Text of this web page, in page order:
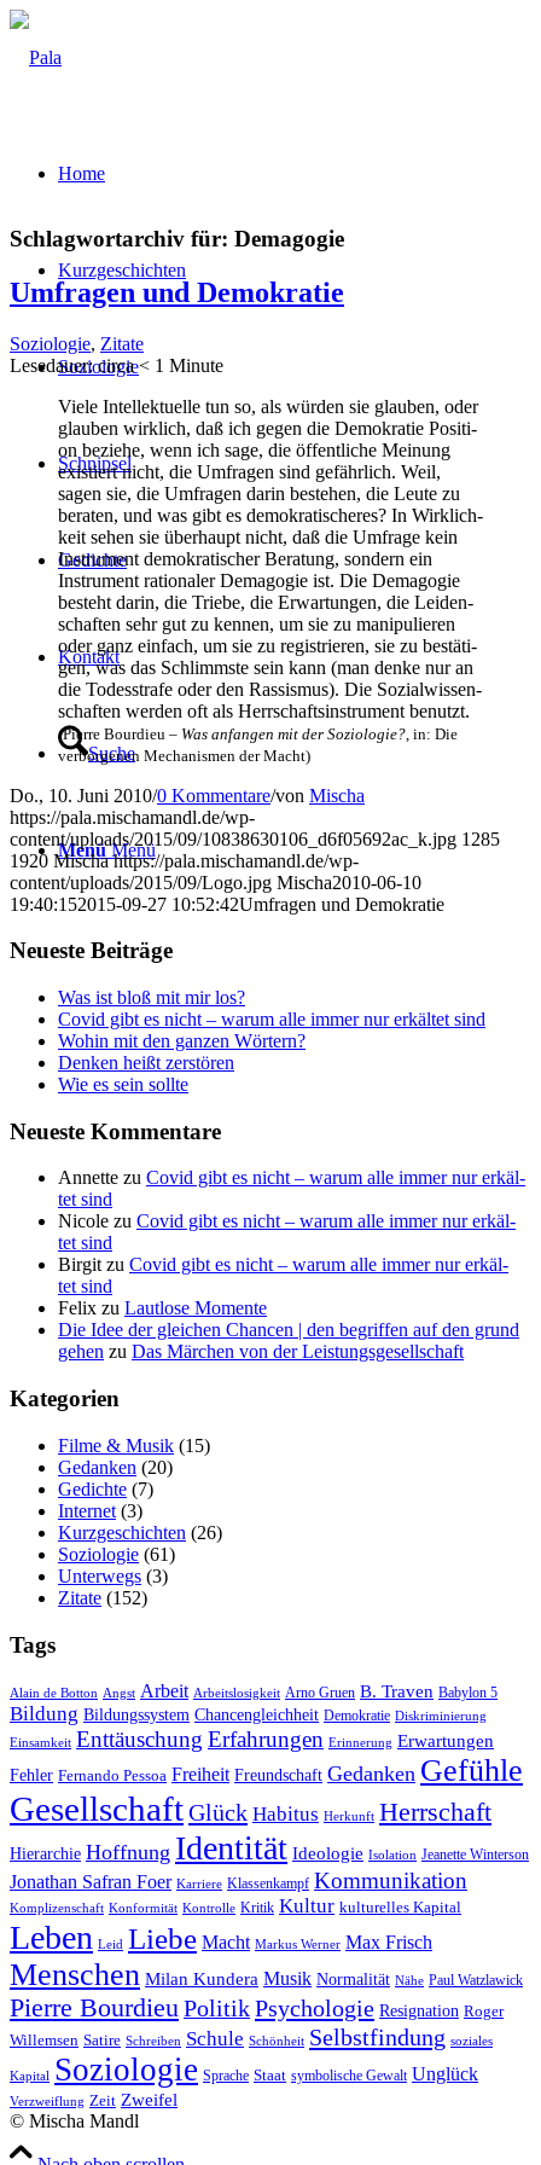
Home
Kurz­ge­schich­ten
Sozio­lo­gie
Schnip­sel
Gedich­te
Kon­takt
Suche
Menü Menü
Schlagwortarchiv für: Demagogie
Umfra­gen und Demokratie
Soziologie, Zitate
Lese­dau­er: cir­ca < 1 Minu­te
Vie­le Intel­lek­tu­el­le tun so, als wür­den sie glau­ben, oder
glau­ben wirk­lich, daß ich gegen die Demo­kra­tie Posi­ti­
on bezie­he, wenn ich sage, die öffent­li­che Mei­nung
exis­tiert nicht, die Umfra­gen sind gefähr­lich. Weil,
sagen sie, die Umfra­gen dar­in bestehen, die Leu­te zu
bera­ten, und was gibt es demo­kra­ti­sche­res? In Wirk­lich­
keit sehen sie über­haupt nicht, daß die Umfra­ge kein
Instru­ment demo­kra­ti­scher Bera­tung, son­dern ein
Instru­ment ratio­na­ler Dem­ago­gie ist. Die Dem­ago­gie
besteht dar­in, die Trie­be, die Erwar­tun­gen, die Lei­den­
schaf­ten sehr gut zu ken­nen, um sie zu mani­pu­lie­ren
oder ganz ein­fach, um sie zu regis­trie­ren, sie zu bestä­ti­
gen, was das Schlimms­te sein kann (man den­ke nur an
die Todes­stra­fe oder den Ras­sis­mus). Die Sozi­al­wis­sen­
schaf­ten wer­den oft als Herr­schafts­in­stru­ment benutzt.
(Pierre Bour­dieu – Was anfan­gen mit der Sozio­lo­gie? , in: Die
ver­bor­ge­nen Mecha­nis­men der Macht)
Do., 10. Juni 2010/0 Kommentare/von Mischa
https://pala.mischamandl.de/wp-
content/uploads/2015/09/10838630106_d6f05692ac_k.jpg 1285
1920 Mischa https://pala.mischamandl.de/wp-
content/uploads/2015/09/Logo.jpg Mischa2010-06-10
19:40:152015-09-27 10:52:42Umfra­gen und Demokratie
Neu­es­te Beiträge
Was ist bloß mit mir los?
Covid gibt es nicht – war­um alle immer nur erkäl­tet sind
Wohin mit den gan­zen Wörtern?
Den­ken heißt zerstören
Wie es sein sollte
Neu­es­te Kommentare
Annette zu Covid gibt es nicht – war­um alle immer nur erkäl­
tet sind
Nicole zu Covid gibt es nicht – war­um alle immer nur erkäl­
tet sind
Birgitzu Covid gibt es nicht – war­um alle immer nur erkäl­
tet sind
Felix zu Laut­lo­se Momente
Die Idee der gleichen Chancen | den begriffen auf den grund
gehen zu Das Mär­chen von der Leistungsgesellschaft
Kate­go­rien
Filme & Musik (15)
Gedanken (20)
Gedichte (7)
Internet (3)
Kurzgeschichten (26)
Soziologie (61)
Unterwegs (3)
Zitate (152)
Tags
Alain de Botton Angst Arbeit Arbeitslosigkeit Arno Gruen B. Traven Babylon 5
Bildung Bildungssystem Chancengleichheit Demokratie Diskriminierung
Einsamkeit Enttäuschung Erfahrungen Erinnerung Erwartungen
Fehler Fernando Pessoa Freiheit Freundschaft Gedanken Gefühle
GesellschaftGlück Habitus Herkunft Herrschaft
Hierarchie Hoffnung Identität Ideologie Isolation Jeanette Winterson
Jonathan Safran Foer Karriere Klassenkampf Kommunikation
Komplizenschaft Konformität Kontrolle Kritik Kultur kulturelles Kapital
Leben Leid Liebe Macht Markus Werner Max Frisch
Menschen Milan Kundera Musik Normalität Nähe Paul Watzlawick
Pierre BourdieuPolitikPsychologie Resignation Roger
Willemsen Satire Schreiben Schule Schönheit Selbstfindung soziales
Kapital Soziologie Sprache Staat symbolische Gewalt Unglück
Verzweiflung Zeit Zweifel
© Mischa Mandl